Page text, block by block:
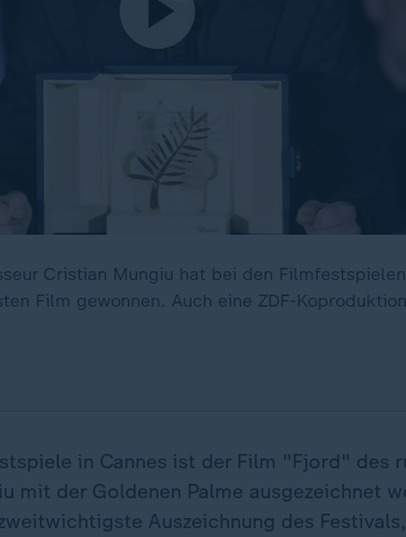
Cristian Mungiu hat bei den
Film gewonnen. Auch eine ZDF-
in Cannes ist der Film "Fjord" des
mit der Goldenen Palme ausgezeichnet
Auszeichnung des